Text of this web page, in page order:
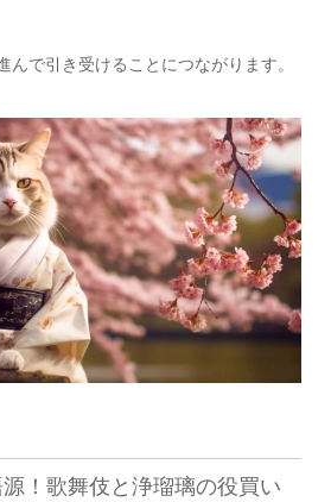
んで引き受けることにつながります。
源！歌舞伎と浄瑠璃の役買い